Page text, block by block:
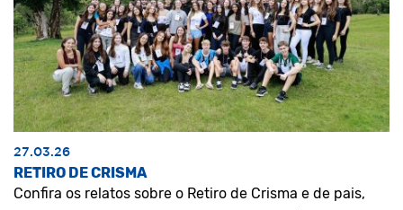
27.03.26
RETIRO DE CRISMA
Confira os relatos sobre o Retiro de Crisma e de pais,